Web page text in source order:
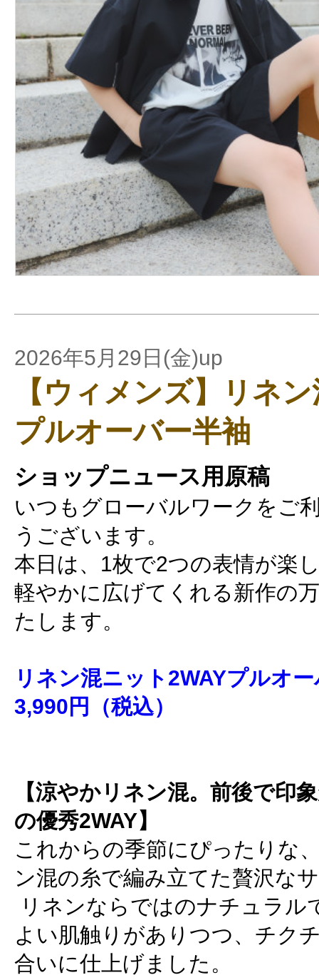
2026年5月29日(金)up
【ウィメンズ】リネ
プルオーバー半袖
ショップニュース用原稿
いつもグローバルワークをご
うございます。
本日は、1枚で2つの表情が楽
軽やかに広げてくれる新作の
たします。
リネン混ニット2WAYプルオ
3,990円（税込）
【涼やかリネン混。前後で印
の優秀2WAY】
これからの季節にぴったりな
ン混の糸で編み立てた贅沢な
リネンならではのナチュラル
よい肌触りがありつつ、チク
合いに仕上げました。